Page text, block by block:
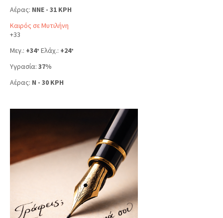
Αέρας: NNE - 31 KPH
Καιρός σε Μυτιλήνη
+33
Μεγ.: +34° Ελάχ.: +24°
Υγρασία: 37%
Αέρας: N - 30 KPH